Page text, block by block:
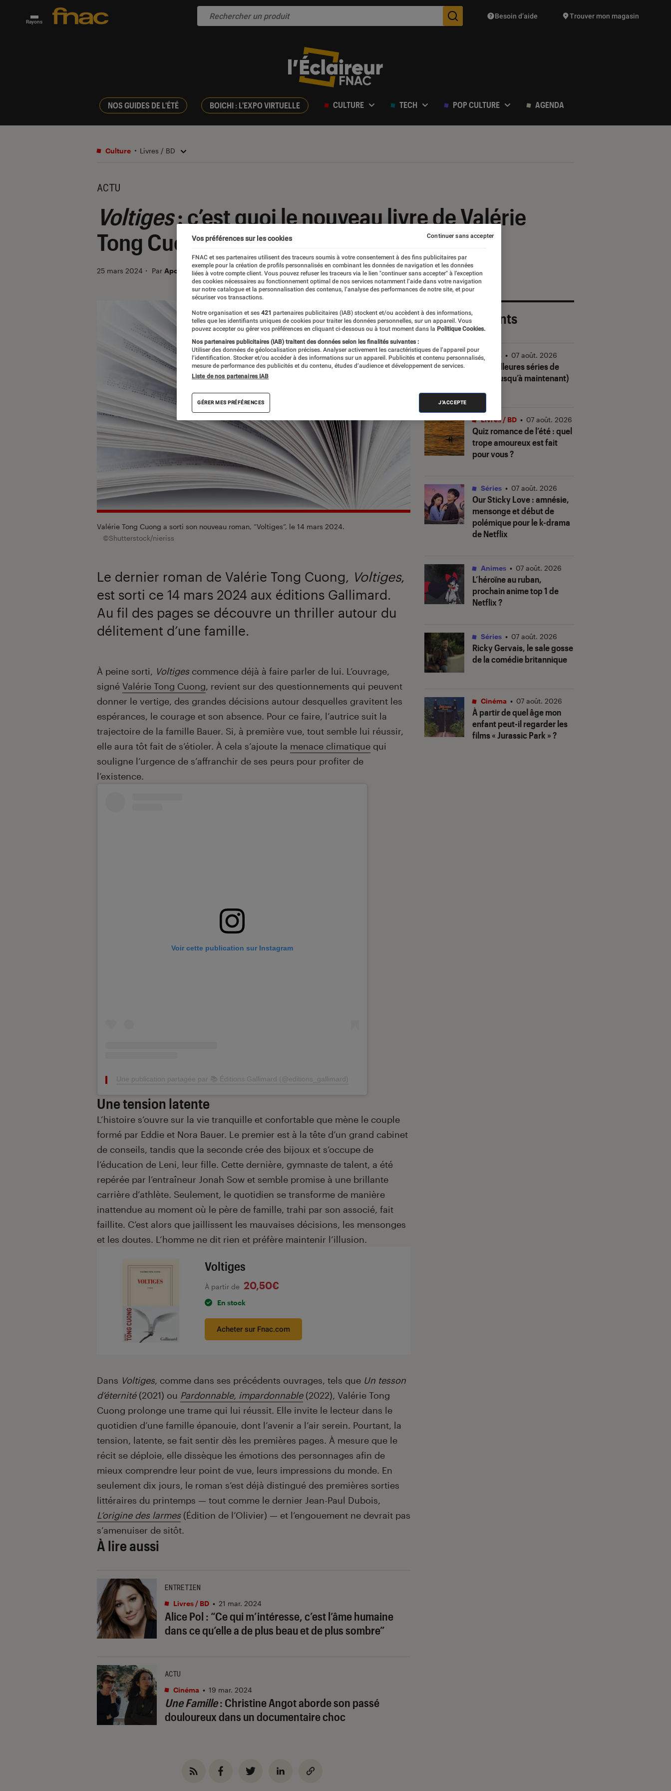
Rayons Des suggestions de produits vont vous être proposées
Besoin d’aide Trouver mon magasin
NOS GUIDES DE L'ÉTÉ BOICHI : L'EXPO VIRTUELLE CULTURE TECH POP CULTURE AGENDA
Culture Livres / BD
ACTU
Voltiges: c’est quoi le nouveau livre de Valérie
Tong Cuong ?
25 mars 2024 ・ Par Apolline Coëffet
Valérie Tong Cuong a sorti son nouveau roman, “Voltiges”, le 14 mars 2024.
©Shutterstock/nieriss
Le dernier roman de Valérie Tong Cuong, Voltiges,
est sorti ce 14 mars 2024 aux éditions Gallimard.
Au fil des pages se découvre un thriller autour du
délitement d’une famille.
Introduction
À peine sorti, Voltigescommence déjà à faire parler de lui. L’ouvrage,
signé Valérie Tong Cuong, revient sur des questionnements qui peuvent
donner le vertige, des grandes décisions autour desquelles gravitent les
espérances, le courage et son absence. Pour ce faire, l’autrice suit la
trajectoire de la famille Bauer. Si, à première vue, tout semble lui réussir,
elle aura tôt fait de s’étioler. À cela s’ajoute la menace climatique qui
souligne l’urgence de s’affranchir de ses peurs pour profiter de
l’existence.
Voir cette publication sur Instagram
Une publication partagée par 📚 Éditions Gallimard (@editions_gallimard)
Une tension latente
L’histoire s’ouvre sur la vie tranquille et confortable que mène le couple
formé par Eddie et Nora Bauer. Le premier est à la tête d’un grand cabinet
de conseils, tandis que la seconde crée des bijoux et s’occupe de
l’éducation de Leni, leur fille. Cette dernière, gymnaste de talent, a été
repérée par l’entraîneur Jonah Sow et semble promise à une brillante
carrière d’athlète. Seulement, le quotidien se transforme de manière
inattendue au moment où le père de famille, trahi par son associé, fait
faillite. C’est alors que jaillissent les mauvaises décisions, les mensonges
et les doutes. L’homme ne dit rien et préfère maintenir l’illusion.
Voltiges
À partir de 20,50€
En stock
Acheter sur Fnac.com
Dans Voltiges, comme dans ses précédents ouvrages, tels que Un tesson
d’éternité(2021) ou Pardonnable, impardonnable(2022), Valérie Tong
Cuong prolonge une trame qui lui réussit. Elle invite le lecteur dans le
quotidien d’une famille épanouie, dont l’avenir a l’air serein. Pourtant, la
tension, latente, se fait sentir dès les premières pages. À mesure que le
récit se déploie, elle dissèque les émotions des personnages afin de
mieux comprendre leur point de vue, leurs impressions du monde. En
seulement dix jours, le roman s’est déjà distingué des premières sorties
littéraires du printemps — tout comme le dernier Jean-Paul Dubois,
L’origine des larmes(Édition de l’Olivier) — et l’engouement ne devrait pas
s’amenuiser de sitôt.
À lire aussi
Alice Pol : “Ce qui m’intéresse, c’est l’âme humaine
dans ce qu’elle a de plus beau et de plus sombre”
ENTRETIEN
Livres / BD • 21 mar. 2024
Une Famille: Christine Angot aborde son passé
douloureux dans un documentaire choc
ACTU
Cinéma • 19 mar. 2024
Les plus récents
Les meilleures séries de
2026 (jusqu’à maintenant)
Séries • 07 août. 2026
Quiz romance de l’été : quel
trope amoureux est fait
pour vous ?
Livres / BD • 07 août. 2026
Our Sticky Love: amnésie,
mensonge et début de
polémique pour le k-drama
de Netflix
Séries • 07 août. 2026
L’héroïne au ruban,
prochain anime top 1 de
Netflix ?
Animes • 07 août. 2026
Ricky Gervais, le sale gosse
de la comédie britannique
Séries • 07 août. 2026
À partir de quel âge mon
enfant peut-il regarder les
films « Jurassic Park » ?
Cinéma • 07 août. 2026
Vos préférences sur les cookies
FNAC et ses partenaires utilisent des traceurs soumis à votre consentement à des fins publicitaires par
exemple pour la création de profils personnalisés en combinant les données de navigation et les données
liées à votre compte client. Vous pouvez refuser les traceurs via le lien "continuer sans accepter" à l’exception
des cookies nécessaires au fonctionnement optimal de nos services notamment l’aide dans votre navigation
sur notre catalogue et la personnalisation des contenus, l’analyse des performances de notre site, et pour
sécuriser vos transactions.
Notre organisation et ses 421 partenaires publicitaires (IAB) stockent et/ou accèdent à des informations,
telles que les identifiants uniques de cookies pour traiter les données personnelles, sur un appareil. Vous
pouvez accepter ou gérer vos préférences en cliquant ci-dessous ou à tout moment dans la Politique Cookies.
Nos partenaires publicitaires (IAB) traitent des données selon les finalités suivantes :
Utiliser des données de géolocalisation précises. Analyser activement les caractéristiques de l’appareil pour
l’identification. Stocker et/ou accéder à des informations sur un appareil. Publicités et contenu personnalisés,
mesure de performance des publicités et du contenu, études d’audience et développement de services.
Liste de nos partenaires IAB
GÉRER MES PRÉFÉRENCES J'ACCEPTE
Continuer sans accepter